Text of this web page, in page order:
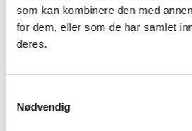
som kan kombinere den med
for dem, eller som de har samlet
deres.
Nødvendig